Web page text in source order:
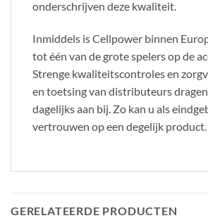
onderschrijven deze kwaliteit.
Inmiddels is Cellpower binnen
tot één van de grote spelers op de
Strenge kwaliteitscontroles en
en toetsing van distributeurs
dagelijks aan bij. Zo kan u als
vertrouwen op een degelijk product.
GERELATEERDE PRODUCTEN